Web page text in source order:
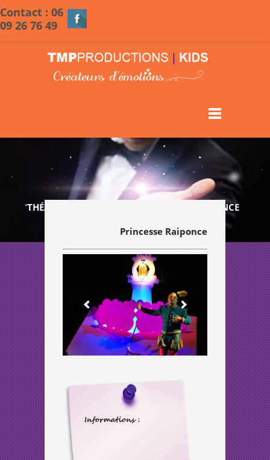
Contact : 06
09 26 76 49
THÉÂTRE POUR ENFANTS : PRINCESSE RAIPONCE
Princesse Raiponce